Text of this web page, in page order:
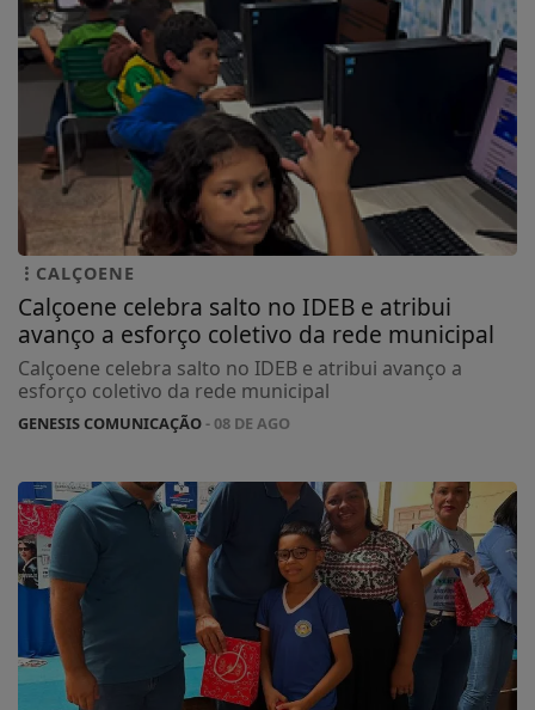
CALÇOENE
Calçoene celebra salto no IDEB e atribui
avanço a esforço coletivo da rede municipal
Calçoene celebra salto no IDEB e atribui avanço a
esforço coletivo da rede municipal
GENESIS COMUNICAÇÃO- 08 DE AGO